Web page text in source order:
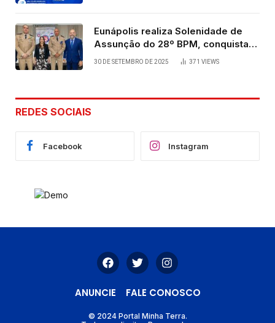
Eunápolis realiza Solenidade de
Assunção do 28º BPM, conquista
viabilizada por articulação política
30 DE SETEMBRO DE 2025 371 VIEWS
REDES SOCIAIS
Facebook Instagram
ANUNCIE FALE CONOSCO
© 2024 Portal Minha Terra.